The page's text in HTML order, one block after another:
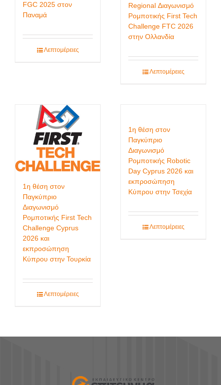
FGC 2025 στον
Παναμά
Λεπτομέρειες
Regional Διαγωνισμό
Ρομποτικής First Tech
Challenge FTC 2026
στην Ολλανδία
Λεπτομέρειες
1η θέση στον
Παγκύπριο
Διαγωνισμό
Ρομποτικής First Tech
Challenge Cyprus
2026 και
εκπροσώπηση
Κύπρου στην Τουρκία
Λεπτομέρειες
1η θέση στον
Παγκύπριο
Διαγωνισμό
Ρομποτικής Robotic
Day Cyprus 2026 και
εκπροσώπηση
Κύπρου στην Τσεχία
Λεπτομέρειες